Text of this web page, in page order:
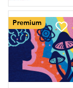
Premium